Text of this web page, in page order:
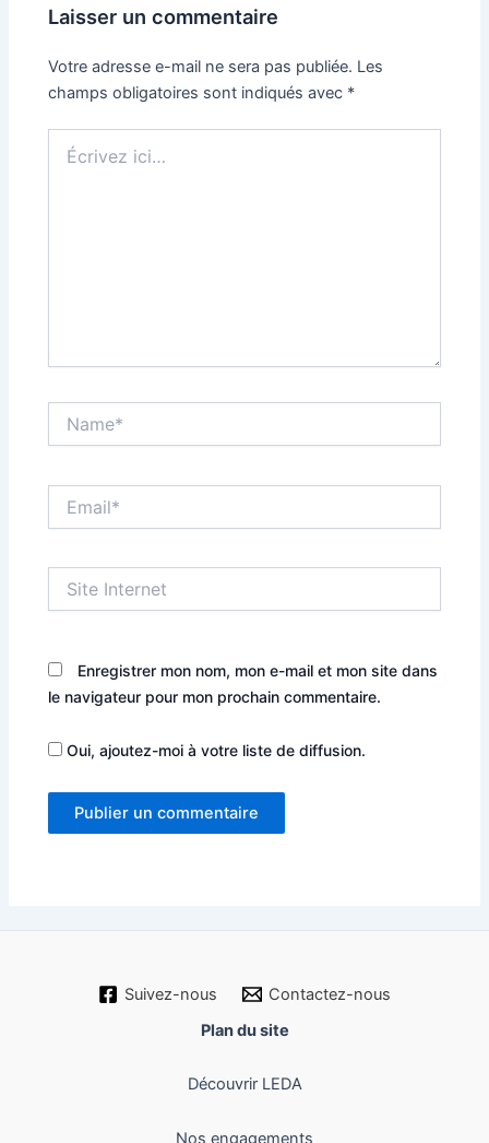
Laisser un commentaire
Votre adresse e-mail ne sera pas publiée. Les
champs obligatoires sont indiqués avec *
ici…
Internet
Enregistrer mon nom, mon e-mail et mon site dans
le navigateur pour mon prochain commentaire.
Oui, ajoutez-moi à votre liste de diffusion.
Suivez-nous
Contactez-nous
Plan du site
Découvrir LEDA
Nos engagements